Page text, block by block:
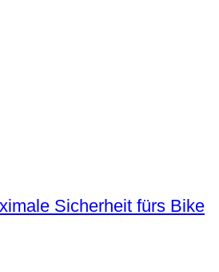
Sicherheit fürs Bike